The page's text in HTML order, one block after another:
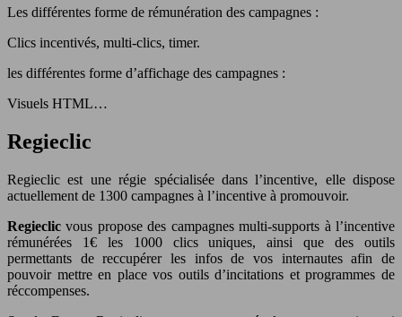
Les différentes forme de rémunération des campagnes :
Clics incentivés, multi-clics, timer.
les différentes forme d’affichage des campagnes :
Visuels HTML…
Regieclic
Regieclic est une régie spécialisée dans l’incentive, elle dispose
actuellement de 1300 campagnes à l’incentive à promouvoir.
Regieclic vous propose des campagnes multi-supports à l’incentive
rémunérées 1€ les 1000 clics uniques, ainsi que des outils
permettants de reccupérer les infos de vos internautes afin de
pouvoir mettre en place vos outils d’incitations et programmes de
réccompenses.